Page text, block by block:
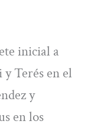
inicial a
Terés en el
y
en los